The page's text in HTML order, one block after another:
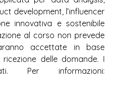
development, l’influencer
innovativa e sostenibile
al corso non prevede
accettate in base
delle domande. I
Per informazioni: